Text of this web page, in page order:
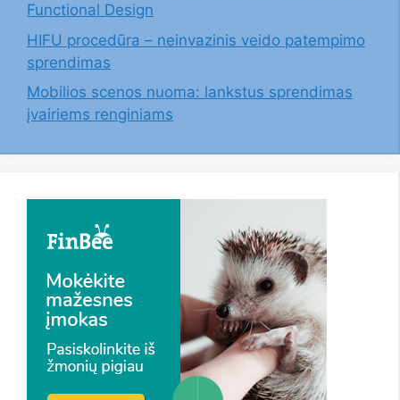
Functional Design
HIFU procedūra – neinvazinis veido patempimo
sprendimas
Mobilios scenos nuoma: lankstus sprendimas
įvairiems renginiams